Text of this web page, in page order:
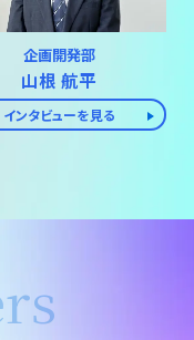
企画開発部
山根 航平
インタビューを見る